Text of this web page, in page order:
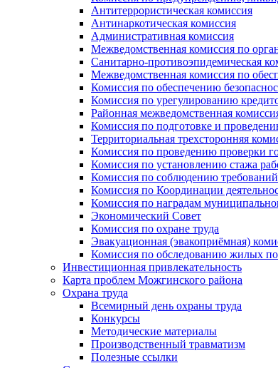
Антитеррористическая комиссия
Антинаркотическая комиссия
Административная комиссия
Межведомственная комиссия по
Санитарно-противоэпидемическая
Межведомственная комиссия по
Комиссия по обеспечению
Комиссия по урегулированию
Районная межведомственная
Комиссия по подготовке и
Территориальная трехсторонняя
Комиссия по проведению проверки
Комиссия по установлению стажа
Комиссия по соблюдению
Комиссия по Координации
Комиссия по наградам
Экономический Совет
Комиссия по охране труда
Эвакуационная (эвакоприёмная)
Комиссия по обследованию жилых
Инвестиционная привлекательность
Карта проблем Можгинского района
Охрана труда
Всемирный день охраны труда
Конкурсы
Методические материалы
Производственный травматизм
Полезные ссылки